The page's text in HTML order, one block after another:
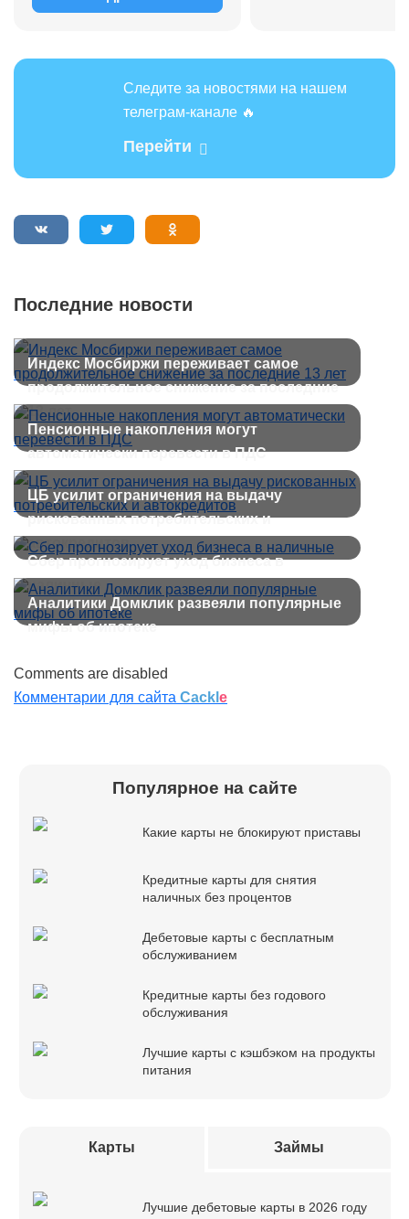
Следите за новостями на нашем
телеграм-канале 🔥
Перейти
Последние новости
Индекс Мосбиржи переживает самое
продолжительное снижение за последние
13 лет
Пенсионные накопления могут
автоматически перевести в ПДС
ЦБ усилит ограничения на выдачу
рискованных потребительских и
автокредитов
Сбер прогнозирует уход бизнеса в
наличные
Аналитики Домклик развеяли популярные
мифы об ипотеке
Comments are disabled
Комментарии для сайта Cackl e
Популярное на сайте
Какие карты не блокируют приставы
Кредитные карты для снятия
наличных без процентов
Дебетовые карты с бесплатным
обслуживанием
Кредитные карты без годового
обслуживания
Лучшие карты с кэшбэком на продукты
питания
Карты Займы
Лучшие дебетовые карты в 2026 году